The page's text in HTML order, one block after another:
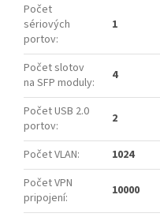
Počet
sériových
portov:
1
Počet slotov
na SFP moduly: 4
Počet USB 2.0
portov: 2
Počet VLAN:
1024
Počet VPN
pripojení: 10000